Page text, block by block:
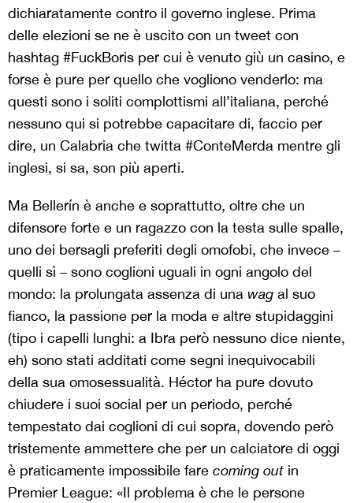
dichiaratamente contro il governo inglese. Prima
delle elezioni se ne è uscito con un tweet con
hashtag #FuckBoris per cui è venuto giù un casino, e
forse è pure per quello che vogliono venderlo: ma
questi sono i soliti complottismi all’italiana, perché
nessuno qui si potrebbe capacitare di, faccio per
dire, un Calabria che twitta #ConteMerda mentre gli
inglesi, si sa, son più aperti.
Ma Bellerín è anche e soprattutto, oltre che un
difensore forte e un ragazzo con la testa sulle spalle,
uno dei bersagli preferiti degli omofobi, che invece –
quelli sì – sono coglioni uguali in ogni angolo del
mondo: la prolungata assenza di una wag al suo
fianco, la passione per la moda e altre stupidaggini
(tipo i capelli lunghi: a Ibra però nessuno dice niente,
eh) sono stati additati come segni inequivocabili
della sua omosessualità. Héctor ha pure dovuto
chiudere i suoi social per un periodo, perché
tempestato dai coglioni di cui sopra, dovendo però
tristemente ammettere che per un calciatore di oggi
è praticamente impossibile fare coming out in
Premier League: «Il problema è che le persone